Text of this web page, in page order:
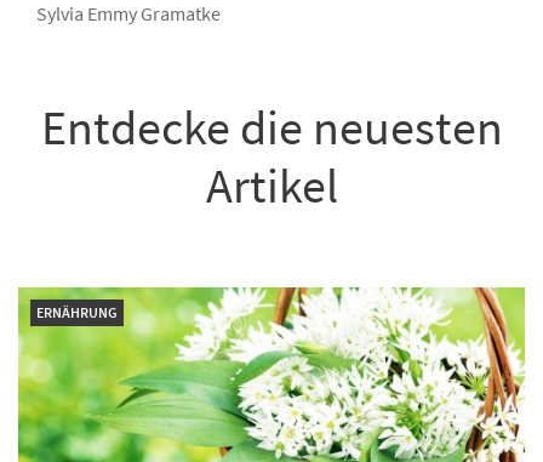
Sylvia Emmy Gramatke
Entdecke die neuesten
Artikel
ERNÄHRUNG